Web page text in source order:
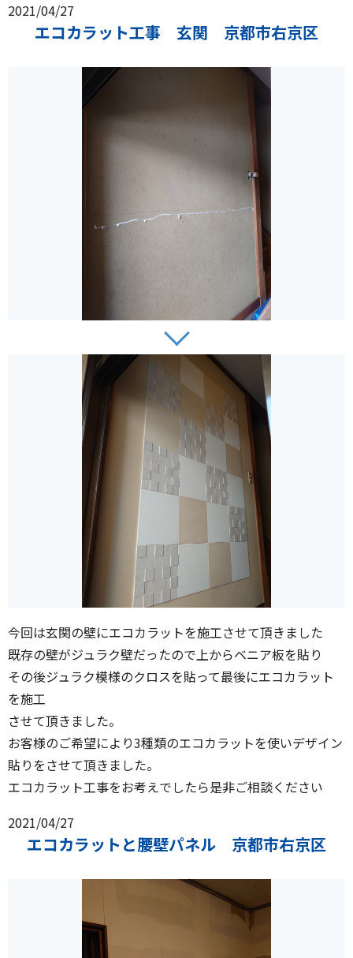
2021/04/27
エコカラット工事 玄関 京都市右京区
今回は玄関の壁にエコカラットを施工させて頂きました
既存の壁がジュラク壁だったので上からベニア板を貼り
その後ジュラク模様のクロスを貼って最後にエコカラット
を施工
させて頂きました。
お客様のご希望により3種類のエコカラットを使いデザイン
貼りをさせて頂きました。
エコカラット工事をお考えでしたら是非ご相談ください
2021/04/27
エコカラットと腰壁パネル 京都市右京区